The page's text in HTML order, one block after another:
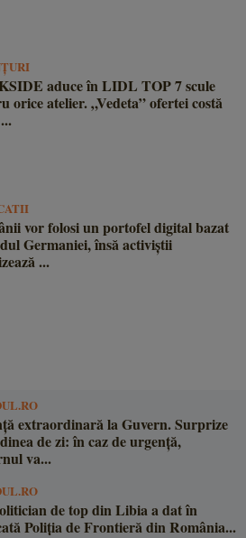
aduce în LIDL TOP 7 scule
orice atelier. „Vedeta” ofertei costă
vor folosi un portofel digital bazat
Germaniei, însă activiștii
...
extraordinară la Guvern. Surprize
de zi: în caz de urgență,
va...
de top din Libia a dat în
Poliția de Frontieră din România...